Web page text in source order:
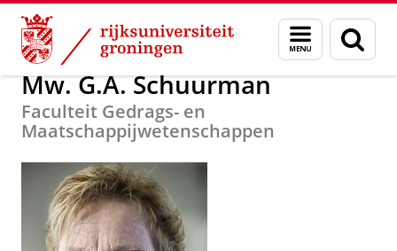
Skip
Content
Skip
Navigation
Menu
en
zoeken
Over ons Docent van het Jaar
Mw. G.A. Schuurman
Faculteit Gedrags- en
Maatschappijwetenschappen